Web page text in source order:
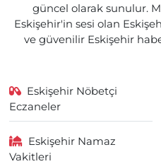
güncel olarak sunulur.
Eskişehir'in sesi olan
ve güvenilir Eskişehir
Eskişehir Nöbetçi
Eczaneler
Eskişehir Namaz
Vakitleri